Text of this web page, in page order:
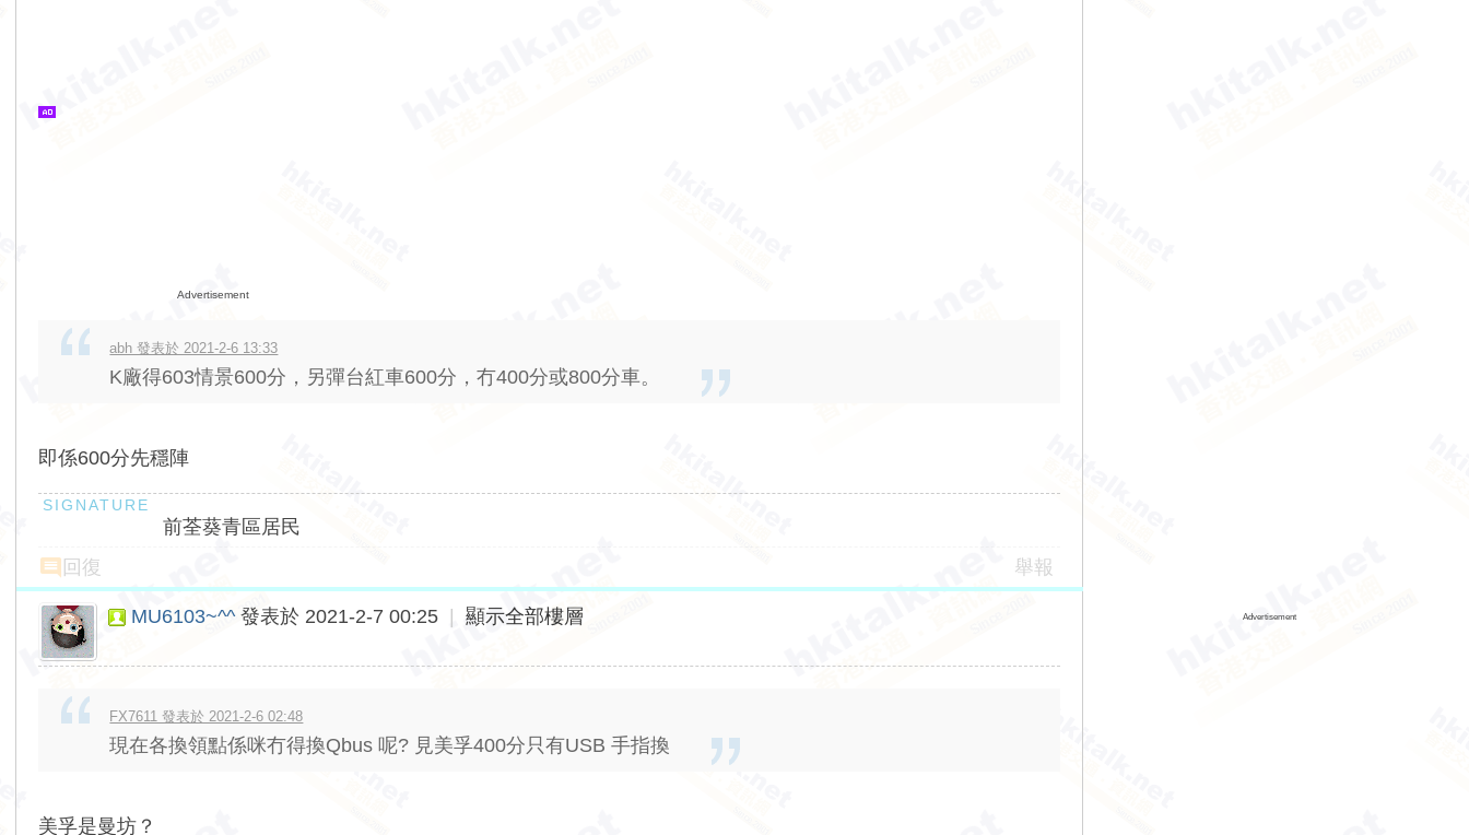
Advertisement
abh 發表於 2021-2-6 13:33
K廠得603情景600分，另彈台紅車600分，冇400分或800分車。
即係600分先穩陣
前荃葵青區居民
回復
舉報
MU6103~^^ 發表於 2021-2-7 00:25 顯示全部樓層
FX7611 發表於 2021-2-6 02:48
現在各換領點係咪冇得換Qbus 呢? 見美孚400分只有USB 手指換
美孚是曼坊？
Advertisement